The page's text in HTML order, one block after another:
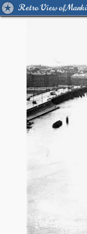
Retro View of